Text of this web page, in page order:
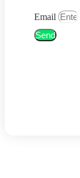
Email
Send